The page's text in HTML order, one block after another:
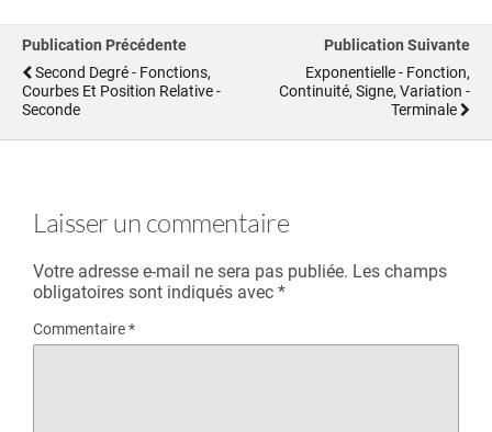
Publication Précédente
Second Degré - Fonctions,
Courbes Et Position Relative -
Seconde
Publication Suivante
Exponentielle - Fonction,
Continuité, Signe, Variation -
Terminale
Laisser un commentaire
Votre adresse e-mail ne sera pas publiée. Les champs
obligatoires sont indiqués avec *
Commentaire*